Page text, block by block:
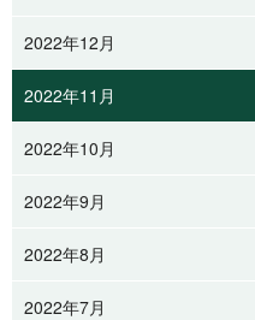
2022年12月
2022年11月
2022年10月
2022年9月
2022年8月
2022年7月